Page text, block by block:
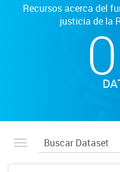
Recursos acerca del
justicia de la